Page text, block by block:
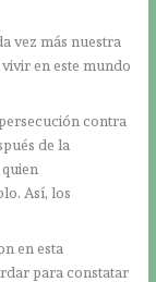
vez más nuestra
en este mundo
contra
de la
Así, los
en esta
para constatar